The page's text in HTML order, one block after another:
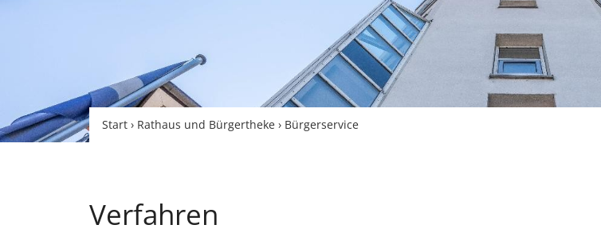
Start › Rathaus und Bürgertheke › Bürgerservice
Verfahren